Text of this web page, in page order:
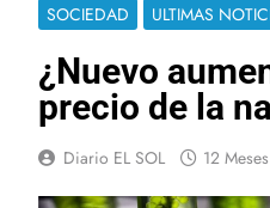
SOCIEDAD
ULTIMAS
¿Nuevo
precio de la
Diario EL SOL 12